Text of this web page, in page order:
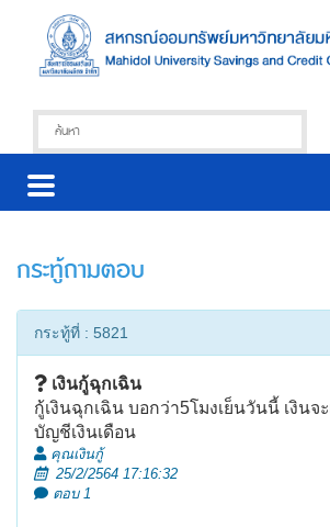
กระทู้ถามตอบ
กระทู้ที่ : 5821
เงินกู้ฉุกเฉิน
กู้เงินฉุกเฉิน บอกว่า5โมงเย็นวันนี้ เงินจ
บัญชีเงินเดือน
คุณเงินกู้
25/2/2564 17:16:32
ตอบ 1